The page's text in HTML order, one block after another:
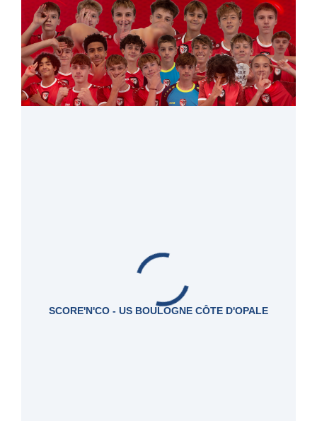
SCORE'N'CO - US BOULOGNE CÔTE D'OPALE